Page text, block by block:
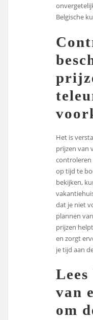
Belgische
Het is
prijzen van
op tijd te
bekijken,
dat je niet
plannen
prijzen
en zorgt
je tijd aan
van
om